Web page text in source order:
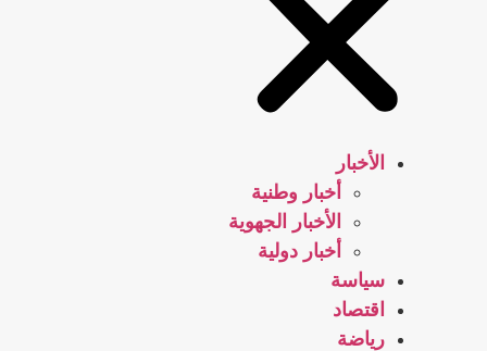
الأخبار
أخبار وطنية
الأخبار الجهوية
أخبار دولية
سياسة
اقتصاد
رياضة